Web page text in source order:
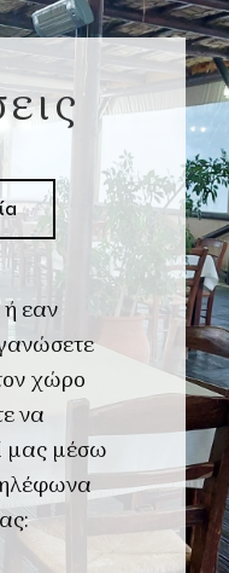
ή εαν
χώρο
να
μας μέσω